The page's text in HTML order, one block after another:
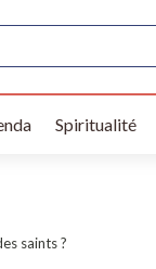
Spiritualité
saints ?